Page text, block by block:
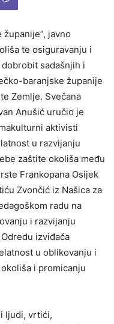
javno
te osiguravanju i
sadašnjih i
baranjske županije
Zemlje. Svečana
Anušić uručio je
aktivisti
u razvijanju
zaštite okoliša među
Frankopana Osijek
Zvončić iz Našica za
radu na
i razvijanju
izviđača
u oblikovanju i
i promicanju
ljudi, vrtići,